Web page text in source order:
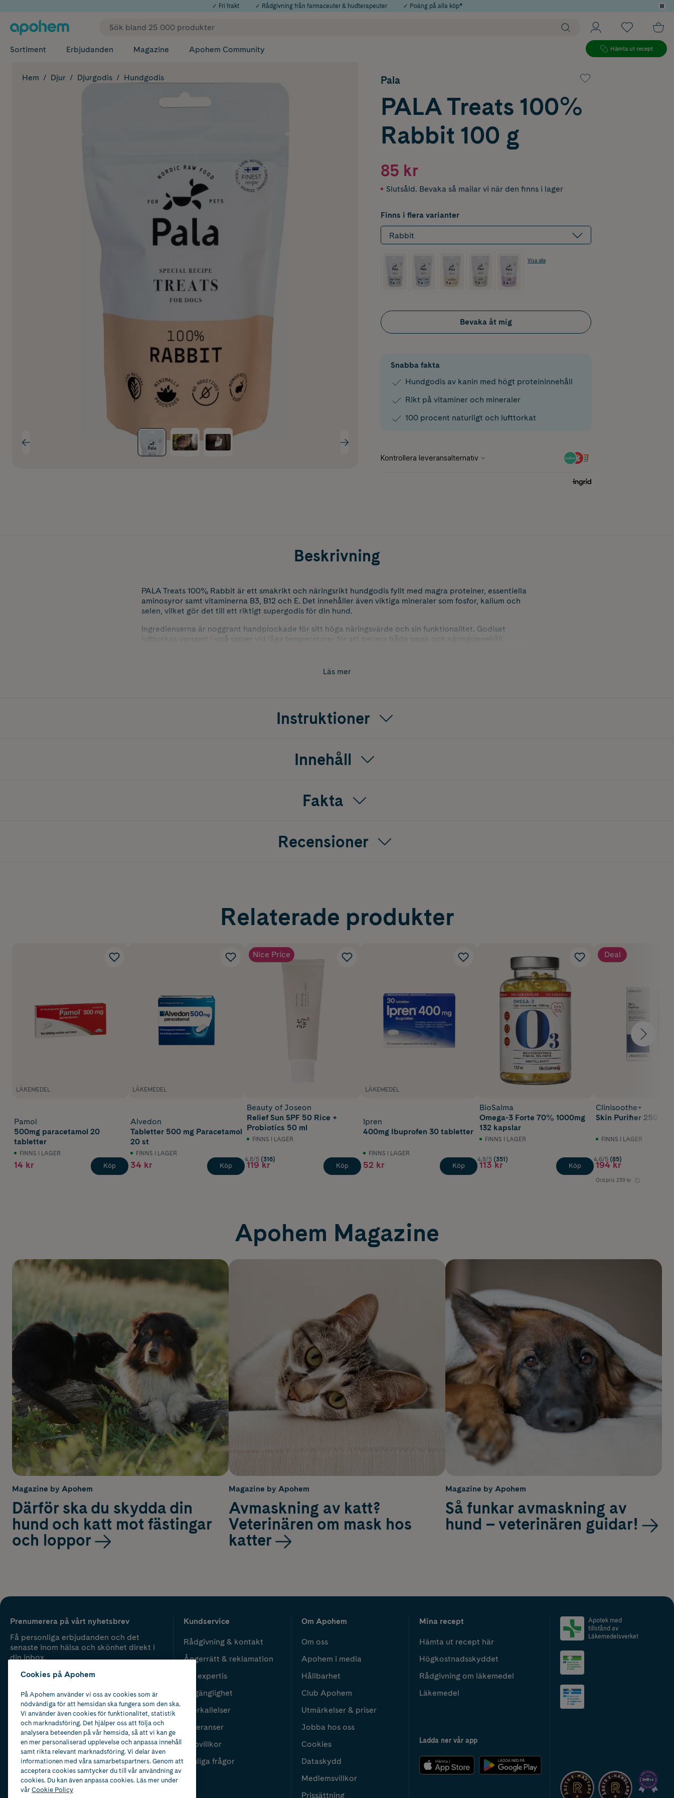
✓ Fri frakt ✓ Rådgivning från farmaceuter & hudterapeuter ✓ Poäng på alla köp*
Sortiment Erbjudanden Magazine Apohem Community Hämta ut recept
Hem Djur Djurgodis Hundgodis Pala
PALA Treats 100%
Rabbit 100 g
85 kr
Slutsåld. Bevaka så mailar vi när den finns i lager
Finns i flera varianter
Rabbit
Visa alla
Bevaka åt mig
Snabba fakta
Hundgodis av kanin med högt proteininnehåll
Rikt på vitaminer och mineraler
100 procent naturligt och lufttorkat
Beskrivning
PALA Treats 100% Rabbit är ett smakrikt och näringsrikt hundgodis fyllt med magra proteiner, essentiella
aminosyror samt vitaminerna B3, B12 och E. Det innehåller även viktiga mineraler som fosfor, kalium och
selen, vilket gör det till ett riktigt supergodis för din hund.
Ingredienserna är noggrant handplockade för sitt höga näringsvärde och sin funktionalitet. Godiset
lufttorkas varsamt i små satser vid låga temperaturer för att bevara både smak och näringsinnehåll.
Läs mer
Instruktioner
Innehåll
Fakta
Recensioner
Relaterade produkter
LÄKEMEDEL
Pamol
500mg paracetamol 20
tabletter
FINNS I LAGER
14 kr Köp
LÄKEMEDEL
Alvedon
Tabletter 500 mg Paracetamol
20 st
FINNS I LAGER
34 kr Köp
Nice Price
Beauty of Joseon
Relief Sun SPF 50 Rice +
Probiotics 50 ml
FINNS I LAGER
4.8/5 (316)
119 kr Köp
LÄKEMEDEL
Ipren
400mg Ibuprofen 30 tabletter
FINNS I LAGER
52 kr Köp
BioSalma
Omega-3 Forte 70% 1000mg
132 kapslar
FINNS I LAGER
4.8/5 (351)
113 kr Köp
Deal
Clinisoothe+
Skin Purifier 250 ml
FINNS I LAGER
4.6/5 (85)
194 kr
Ord.pris 259 kr
Apohem Magazine
Magazine by Apohem
Därför ska du skydda din
hund och katt mot fästingar
och loppor
Magazine by Apohem
Avmaskning av katt?
Veterinären om mask hos
katter
Magazine by Apohem
Så funkar avmaskning av
hund – veterinären guidar!
Prenumerera på vårt nyhetsbrev
Få personliga erbjudanden och det
senaste inom hälsa och skönhet direkt i
din inbox.
Kundservice
Rådgivning & kontakt
Ångerrätt & reklamation
Vår expertis
Tillgänglighet
Återkallelser
Leveranser
Köpvillkor
Vanliga frågor
Om Apohem
Om oss
Apohem i media
Hållbarhet
Club Apohem
Utmärkelser & priser
Jobba hos oss
Cookies
Dataskydd
Medlemsvillkor
Prissättning
Mina recept
Hämta ut recept här
Högkostnadsskyddet
Rådgivning om läkemedel
Läkemedel
Ladda ner vår app
Apotek med
tillstånd av
Läkemedelsverket
Cookies på Apohem
På Apohem använder vi oss av cookies som är
nödvändiga för att hemsidan ska fungera som den ska.
Vi använder även cookies för funktionalitet, statistik
och marknadsföring. Det hjälper oss att följa och
analysera beteenden på vår hemsida, så att vi kan ge
en mer personaliserad upplevelse och anpassa innehåll
samt rikta relevant marknadsföring. Vi delar även
informationen med våra samarbetspartners. Genom att
acceptera cookies samtycker du till vår användning av
cookies. Du kan även anpassa cookies. Läs mer under
vårCookie Policy